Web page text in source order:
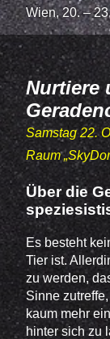
Wien, 20. –
Nurtiere
Samstag 22.
Raum
Über die
Es besteht
Tier ist.
zu werden,
Sinne
kaum mehr
hinter sich zu